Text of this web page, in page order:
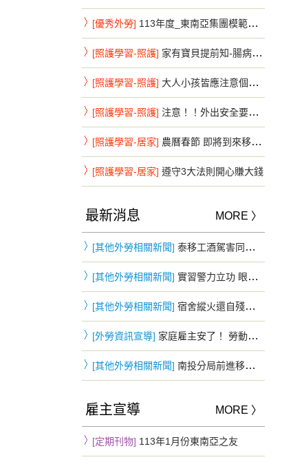
[優秀外勞] 113年度_東南亞集團模範移工系列_新竹縣第2彈
[照護學習-照護] 家有寶貝提前知-腸病毒重症前兆速送醫
[照護學習-照護] 大人小孩皆應注意個人手部衛生-腸病毒不來鬧特刊
[照護學習-照護] 注意！！外出安全要注意，避免危險活動
[照護學習-居家] 農曆春節 即將到來移工朋友 注意事項
[照護學習-居家] 遵守3大法則開心賺大錢
最新消息 MORE 〉
[其他外勞相關新聞] 泰移工酒駕害同鄉重摔慘死…花5萬和解 判3年2月驅逐出境
[其他外勞相關新聞] 實習警力立功 眼尖發現可疑身影 失聯移工躲車斗仍遭查獲
[其他外勞相關新聞] 宿舍縱火還自殘！頂樓僵持3小時被勸下 移工鬧情緒下場慘曝
[外勞資訊宣導] 家庭雇主安了！ 勞動部：「移工零付費」家庭看護雇主不適用
[其他外勞相關新聞] 南投分局前進移工宿舍防詐 四國語言同步宣導提升自我保護力
雇主宣導 MORE 〉
[定期刊物] 113年1月份東南亞之友